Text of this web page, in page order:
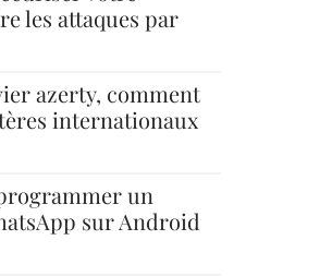
les attaques par
azerty, comment
internationaux
un
sur Android